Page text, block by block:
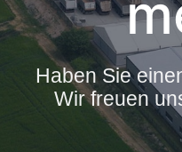
Haben Sie
Wir freuen